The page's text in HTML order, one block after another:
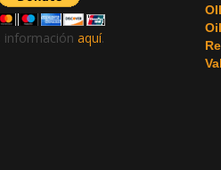
información aquí.